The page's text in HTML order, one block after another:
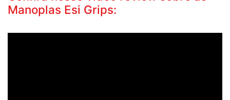
Manoplas Esi Grips: